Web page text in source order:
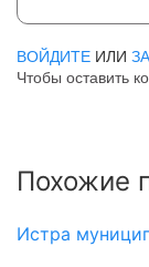
ВОЙДИТЕ ИЛИ
Чтобы оставить
Похожие
Истра